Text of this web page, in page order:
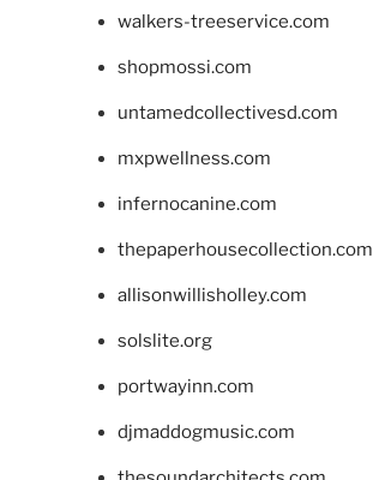
walkers-treeservice.com
shopmossi.com
untamedcollectivesd.com
mxpwellness.com
infernocanine.com
thepaperhousecollection.com
allisonwillisholley.com
solslite.org
portwayinn.com
djmaddogmusic.com